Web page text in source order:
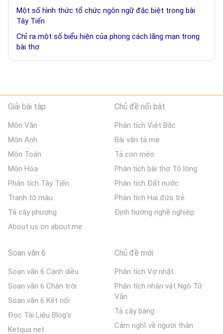
Một số hình thức tổ chức ngôn ngữ đặc biệt trong bài
Tây Tiến
Chỉ ra một số biểu hiện của phong cách lãng mạn trong
bài thơ
Giải bài tập
Môn Văn
Môn Anh
Môn Toán
Môn Hóa
Phân tích Tây Tiến
Tranh tô màu
Tả cây phượng
About us on about.me
Chủ đề nổi bật
Phân tích Việt Bắc
Bài văn tả mẹ
Tả con mèo
Phân tích bài thơ Tỏ lòng
Phân tích Đất nước
Phân tích Hai đứa trẻ
Định hướng nghề nghiệp
Soạn văn 6
Soạn văn 6 Cánh diều
Soạn văn 6 Chân trời
Soạn văn 6 Kết nối
Đọc Tài Liệu Blog's
Ketqua net
Chủ đề mới
Phân tích Vợ nhặt
Phân tích nhân vật Ngô Tử
Văn
Tả cây bàng
Cảm nghĩ về người thân